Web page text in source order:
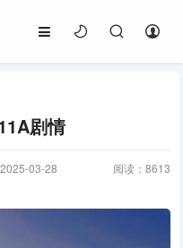
剧情
03-28 阅读： 8613